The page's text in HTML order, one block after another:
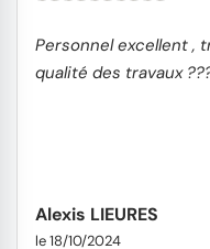
Personnel excellent ,
qualité des travaux
Alexis LIEURES
le 18/10/2024